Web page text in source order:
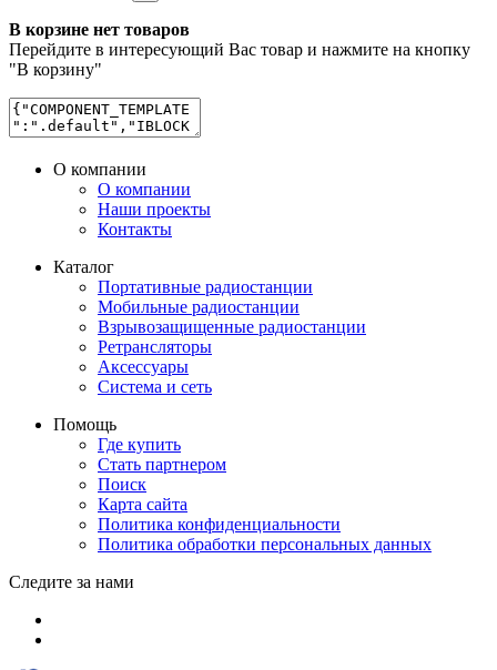
В корзине нет товаров
Перейдите в интересующий Вас товар и нажмите на кнопку
"В корзину"
О компании
О компании
Наши проекты
Контакты
Каталог
Портативные радиостанции
Мобильные радиостанции
Взрывозащищенные радиостанции
Ретрансляторы
Аксессуары
Система и сеть
Помощь
Где купить
Стать партнером
Поиск
Карта сайта
Политика конфиденциальности
Политика обработки персональных данных
Следите за нами